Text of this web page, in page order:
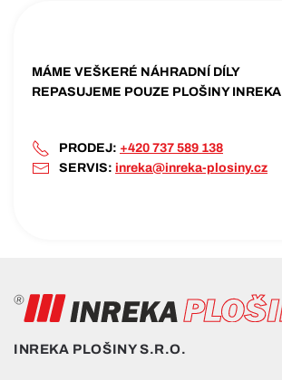
MÁME VEŠKERÉ NÁHRADNÍ DÍLY
REPASUJEME POUZE PLOŠINY INREKA
PRODEJ: +420 737 589 138
SERVIS: inreka@inreka-plosiny.cz
INREKA PLOŠINY S.R.O.